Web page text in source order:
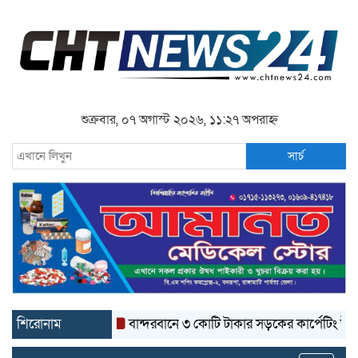
শুক্রবার, ০৭ অগাস্ট ২০২৬, ১১:২৭ অপরাহ্ন
সার্চ
শিরোনাম বান্দরবানে ৩ কোটি টাকার সড়কের কার্পেটিং উঠে যাচ্ছে